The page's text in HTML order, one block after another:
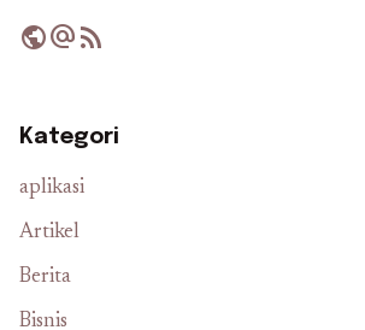
publicalternate_emailrss_feed
Kategori
aplikasi
Artikel
Berita
Bisnis